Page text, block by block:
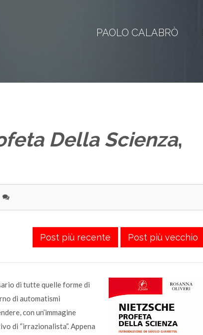
PAOLO CALABRÒ
Della Scienza,
Post più recente Post più vecchio
di tutte quelle forme di
di automatismi
con un’immagine
di “irrazionalista”. Appena